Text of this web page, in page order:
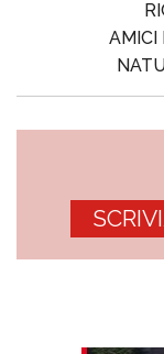
AMICI